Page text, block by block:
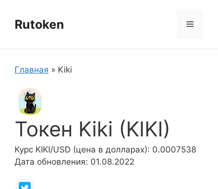
содержимому
Rutoken Меню
Главная » Kiki
Токен Kiki (KIKI)
Курс KIKI/USD (цена в долларах): 0.0007538
Дата обновления: 01.08.2022